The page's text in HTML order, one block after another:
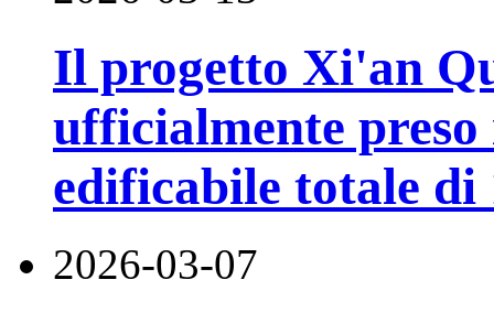
Il progetto Xi'an
ufficialmente
edificabile totale
2026-03-07